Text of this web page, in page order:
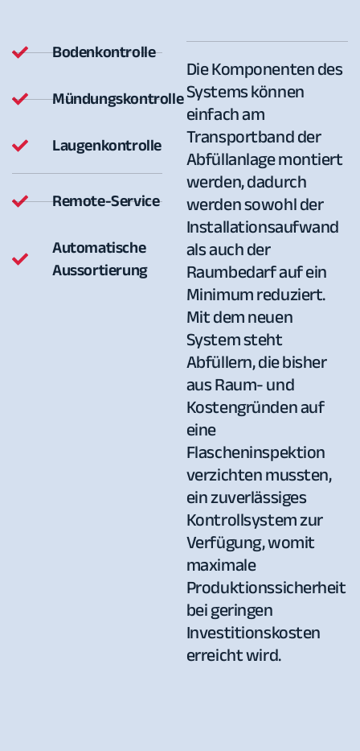
Bodenkontrolle
Mündungskontrolle
Laugenkontrolle
Remote-Service
Automatische
Aussortierung
Die Komponenten des
Systems können
einfach am
Transportband der
Abfüllanlage montiert
werden, dadurch
werden sowohl der
Installationsaufwand
als auch der
Raumbedarf auf ein
Minimum reduziert.
Mit dem neuen
System steht
Abfüllern, die bisher
aus Raum- und
Kostengründen auf
eine
Flascheninspektion
verzichten mussten,
ein zuverlässiges
Kontrollsystem zur
Verfügung, womit
maximale
Produktionssicherheit
bei geringen
Investitionskosten
erreicht wird.